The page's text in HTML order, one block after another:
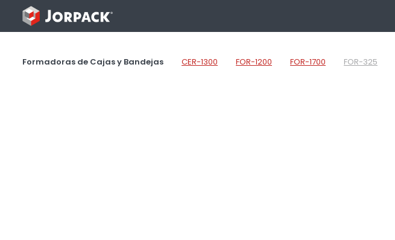
Saltar
contenido
Formadoras de Cajas y Bandejas CER-1300 FOR-1200 FOR-1700 FOR-325